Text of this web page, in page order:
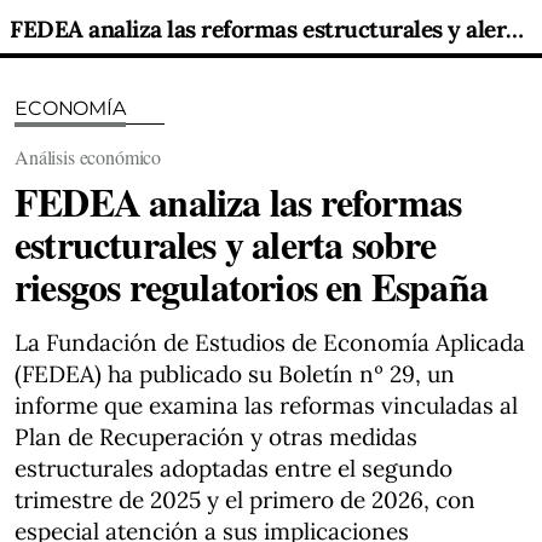
FEDEA analiza las reformas estructurales y alerta sobre riesgos regulatorios en España
ECONOMÍA
Análisis económico
FEDEA analiza las reformas
estructurales y alerta sobre
riesgos regulatorios en España
La Fundación de Estudios de Economía Aplicada
(FEDEA) ha publicado su Boletín nº 29, un
informe que examina las reformas vinculadas al
Plan de Recuperación y otras medidas
estructurales adoptadas entre el segundo
trimestre de 2025 y el primero de 2026, con
especial atención a sus implicaciones